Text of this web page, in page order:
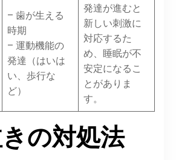
– 歯が生える
時期
– 運動機能の
発達（はいは
い、歩行な
ど）
発達が進むと
新しい刺激に
対応するた
め、睡眠が不
安定になるこ
とがありま
す。
の対処法